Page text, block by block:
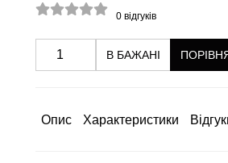
0 відгуків
В БАЖАНІ
Опис Характеристики